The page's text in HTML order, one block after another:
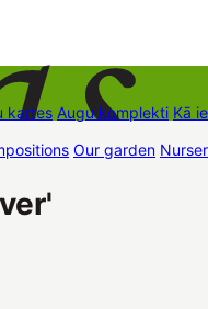
kartes Augu komplekti Kā
Our garden